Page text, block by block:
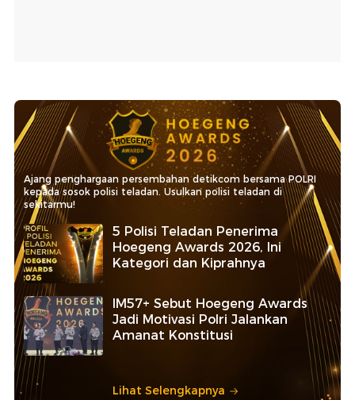
Ajang penghargaan persembahan detikcom bersama POLRI
kepada sosok polisi teladan. Usulkan polisi teladan di
sekitarmu!
5 Polisi Teladan Penerima
Hoegeng Awards 2026, Ini
Kategori dan Kiprahnya
IM57+ Sebut Hoegeng Awards
Jadi Motivasi Polri Jalankan
Amanat Konstitusi
Lihat Selengkapnya